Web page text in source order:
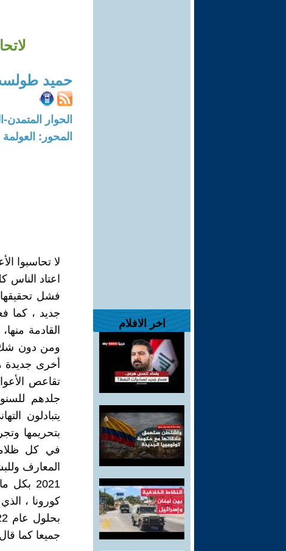
اخر الافلام
حميد
الحوار المتمدن-العدد: 7124 - 2022
المحور:
لا تحاسبوا
اعتاد
فشل تحقيقها
جديد ، كما
القادمة
ومن دون شك
أخرى
تقاعص
جلدهم
يتبادلون
بتحريمها
في كل
المعارف
2021
كورونا ،
جميعا كما